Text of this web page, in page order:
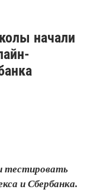
начали
тестировать
и Сбербанка.